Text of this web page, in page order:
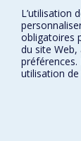
FACULTÉ DES
Nos
Nos centres
Nos
Conditions
L’utilisation
obligatoires
du site Web,
utilisation